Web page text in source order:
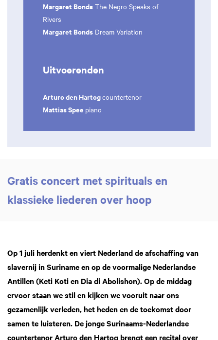
Margaret Bonds The Negro Speaks of
Rivers
Margaret Bonds Dream Variation
Uitvoerenden
Arturo den Hartogcountertenor
Mattias Spee piano
Gratis concert met spirituals en
klassieke liederen over hoop
Op 1 juli herdenkt en viert Nederland de afschaffing van
slavernij in Suriname en op de voormalige Nederlandse
Antillen (Keti Koti en Dia di Abolishon). Op de middag
ervoor staan we stil en kijken we vooruit naar ons
gezamenlijk verleden, het heden en de toekomst door
samen te luisteren. De jonge Surinaams-Nederlandse
countertenor Arturo den Hartog brengt een recital over